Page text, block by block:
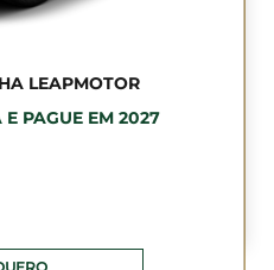
LEAPMOTOR
PAGUE EM 2027